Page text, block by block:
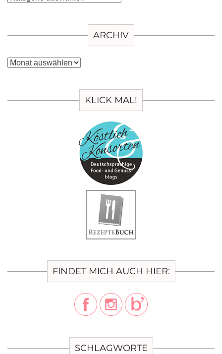
ARCHIV
Archiv
KLICK MAL!
FINDET MICH AUCH HIER:
SCHLAGWORTE